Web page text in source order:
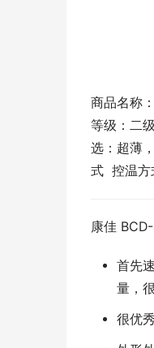
商品名称
等级：二
选：超薄
式  控温
康佳
首先
量，
很优